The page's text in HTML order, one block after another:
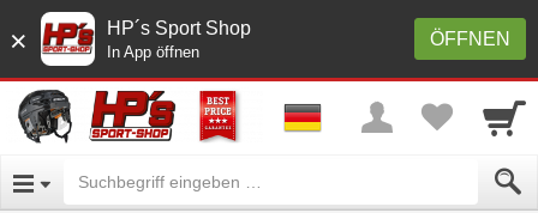
× ÖFFNEN
HP´s Sport Shop
In App öffnen